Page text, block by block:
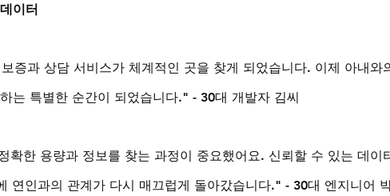
이터
증과 상담 서비스가 체계적인 곳을 찾게 되었습니다. 이제 아내와
는 특별한 순간이 되었습니다." - 30대 개발자 김씨
확한 용량과 정보를 찾는 과정이 중요했어요. 신뢰할 수 있는 데이
연인과의 관계가 다시 매끄럽게 돌아갔습니다." - 30대 엔지니어